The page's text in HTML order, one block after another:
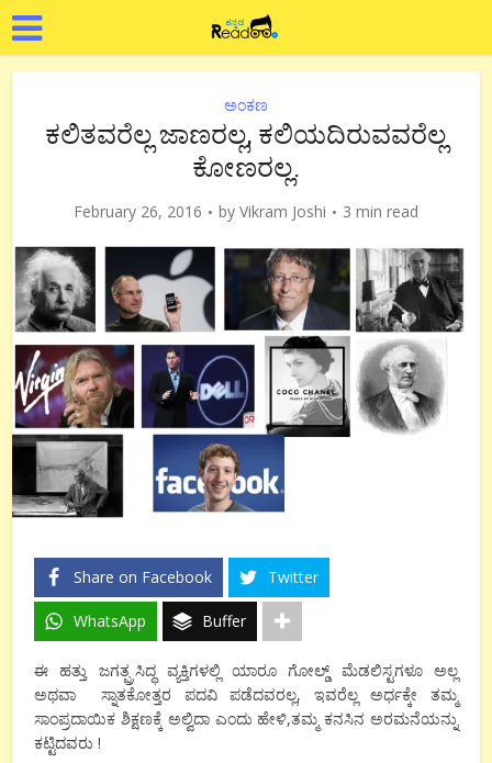
ಅಂಕಣ
ಕಲಿತವರೆಲ್ಲ ಜಾಣರಲ್ಲ, ಕಲಿಯದಿರುವವರೆಲ್ಲ
ಕೋಣರಲ್ಲ.
February 26, 2016 by Vikram Joshi 3 min read
Share on Facebook Twitter
WhatsApp Buffer
ಈ ಹತ್ತು ಜಗತ್ಪ್ರಸಿದ್ಧ ವ್ಯಕ್ತಿಗಳಲ್ಲಿ ಯಾರೂ ಗೋಲ್ಡ್ ಮೆಡಲಿಸ್ಟಗಳೂ ಅಲ್ಲ
ಅಥವಾ ಸ್ನಾತಕೋತ್ತರ ಪದವಿ ಪಡೆದವರಲ್ಲ, ಇವರೆಲ್ಲ ಅರ್ಧಕ್ಕೇ ತಮ್ಮ
ಸಾಂಪ್ರದಾಯಿಕ ಶಿಕ್ಷಣಕ್ಕೆ ಅಲ್ವಿದಾ ಎಂದು ಹೇಳಿ,ತಮ್ಮ ಕನಸಿನ ಅರಮನೆಯನ್ನು
ಕಟ್ಟಿದವರು !